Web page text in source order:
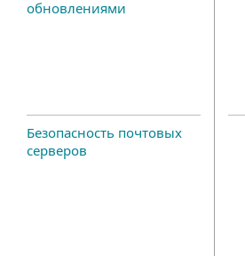
обновлениями
Безопасность почтовых
серверов